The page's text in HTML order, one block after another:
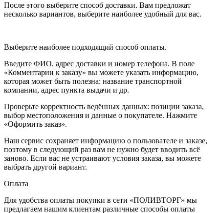
После этого выберите способ доставки. Вам предложат
несколько вариантов, выберите наиболее удобный для вас.
Выберите наиболее подходящий способ оплаты.
Введите ФИО, адрес доставки и номер телефона. В поле
«Комментарии к заказу» вы можете указать информацию,
которая может быть полезна: название транспортной
компании, адрес пункта выдачи и др.
Проверьте корректность ведённых данных: позиции заказа,
выбор местоположения и данные о покупателе. Нажмите
«Оформить заказ».
Наш сервис сохраняет информацию о пользователе и заказе,
поэтому в следующий раз вам не нужно будет вводить всё
заново. Если вас не устраивают условия заказа, вы можете
выбрать другой вариант.
Оплата
Для удобства оплаты покупки в сети «ПОЛИВТОРГ» мы
предлагаем нашим клиентам различные способы оплаты